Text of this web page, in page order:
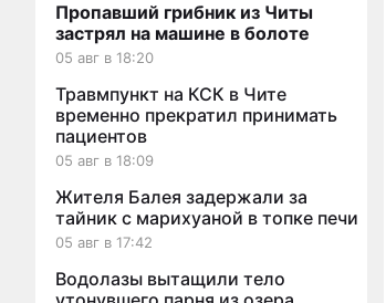
Пропавший грибник из Читы
застрял на машине в болоте
05 авг в 18:20
Травмпункт на КСК в Чите
временно прекратил принимать
пациентов
05 авг в 18:09
Жителя Балея задержали за
тайник с марихуаной в топке печи
05 авг в 17:42
Водолазы вытащили тело